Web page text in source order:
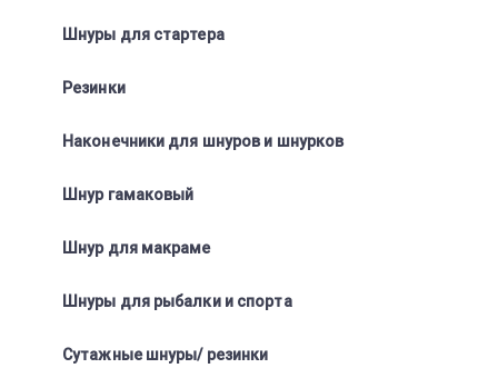
Шнуры для стартера
Резинки
Наконечники для шнуров и шнурков
Шнур гамаковый
Шнур для макраме
Шнуры для рыбалки и спорта
Сутажные шнуры/ резинки